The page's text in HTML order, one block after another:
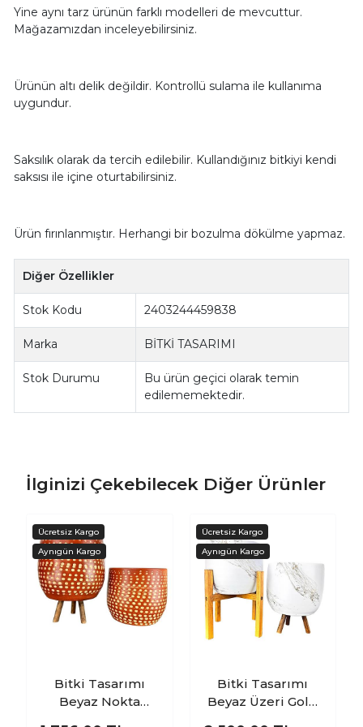
Yine aynı tarz ürünün farklı modelleri de mevcuttur.
Mağazamızdan inceleyebilirsiniz.
Ürünün altı delik değildir. Kontrollü sulama ile kullanıma
uygundur.
Saksılık olarak da tercih edilebilir. Kullandığınız bitkiyi kendi
saksısı ile içine oturtabilirsiniz.
Ürün fırınlanmıştır. Herhangi bir bozulma dökülme yapmaz.
Diğer Özellikler
Stok Kodu 2403244459838
Marka BİTKİ TASARIMI
Stok Durumu
Bu ürün geçici olarak temin
edilememektedir.
İlginizi Çekebilecek Diğer Ürünler
Bitki Tasarımı
Beyaz Nokta
Bitki Tasarımı
Beyaz Üzeri Gold